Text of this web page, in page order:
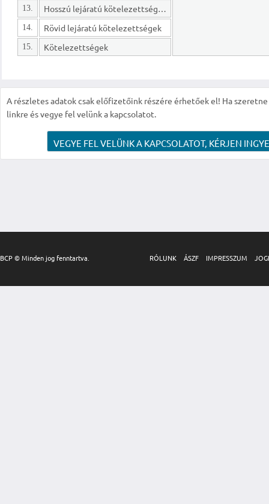
13. Hosszú lejáratú kötelezettségek
14. Rövid lejáratú kötelezettségek
15. Kötelezettségek
A részletes adatok csak előfizetőink részére érhetőek el! Ha
linkre és vegye fel velünk a kapcsolatot.
VEGYE FEL VELÜNK A KAPCSOLATOT, KÉRJEN
BCP © Minden jog fenntartva. RÓLUNK ÁSZF IMPRESSZUM